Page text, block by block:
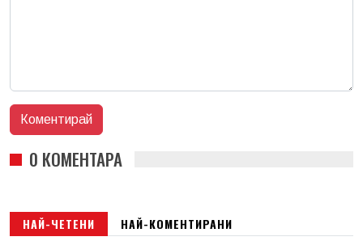
0 КОМЕНТАРА
НАЙ-ЧЕТЕНИ НАЙ-КОМЕНТИРАНИ